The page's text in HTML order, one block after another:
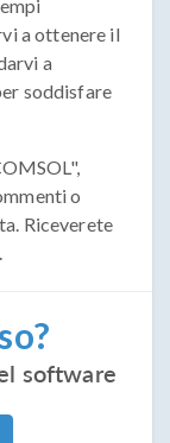
a ottenere il
a
soddisfare
o
Riceverete
software